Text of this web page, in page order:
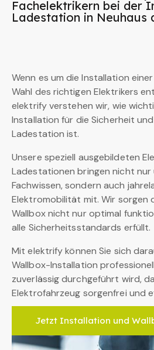
Fachelektrikern bei der
Ladestation in Neuhaus
Wenn es um die Installation
Wahl des richtigen Elektrikers
elektrify verstehen wir, wie
Installation für die Sicherheit
Ladestation ist.
Unsere speziell ausgebildeten
Ladestationen bringen nicht nur
Fachwissen, sondern auch
Elektromobilität mit. Wir sorgen
Wallbox nicht nur optimal
alle Sicherheitsstandards erfüllt.
Mit elektrify können Sie sich
Wallbox-Installation
zuverlässig durchgeführt wird,
Elektrofahrzeug sorgenfrei und
Jetzt Installation und